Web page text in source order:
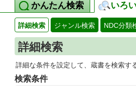
かんたん検索 いろ
詳細検索 ジャンル検索 NDC分類
詳細検索
詳細な条件を設定して、蔵書を検索す
検索条件